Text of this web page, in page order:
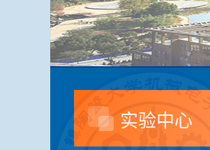
实验中心